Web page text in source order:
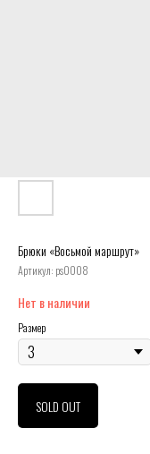
Брюки «Восьмой маршрут»
Артикул: ps0008
Нет в наличии
Размер
SOLD OUT